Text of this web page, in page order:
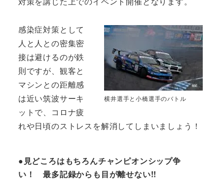
横井選手と小橋選手のバトル
感染症対策として
人と人との密集密
接は避けるのが鉄
則ですが、観客と
マシンとの距離感
は近い筑波サーキ
ットで、コロナ疲
れや日頃のストレスを解消してしまいましょう！
●見どころはもちろんチャンピオンシップ争
い！ 最多記録からも目が離せない!!